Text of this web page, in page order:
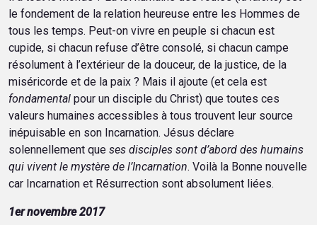
le fondement de la relation heureuse entre les Hommes de
tous les temps. Peut-on vivre en peuple si chacun est
cupide, si chacun refuse d’être consolé, si chacun campe
résolument à l’extérieur de la douceur, de la justice, de la
miséricorde et de la paix ? Mais il ajoute (et cela est
fondamental pour un disciple du Christ) que toutes ces
valeurs humaines accessibles à tous trouvent leur source
inépuisable en son Incarnation. Jésus déclare
solennellement que ses disciples sont d’abord des humains
qui vivent le mystère de l’Incarnation. Voilà la Bonne nouvelle
car Incarnation et Résurrection sont absolument liées.
1er novembre 2017